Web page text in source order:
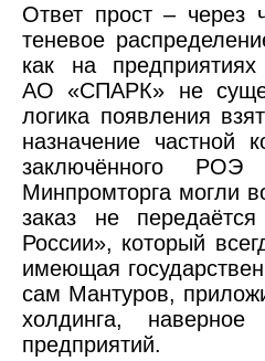
Ответ прост – через
теневое
как на
АО «СПАРК» не
логика появления
назначение частной
заключённого
Минпромторга могли
заказ не
России», который
имеющая
сам Мантуров,
холдинга,
предприятий.